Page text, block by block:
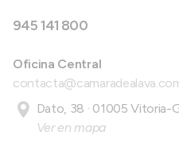
945 141 800
Oficina Central
Dato, 38 · 01005 Vitoria-
Ver en mapa